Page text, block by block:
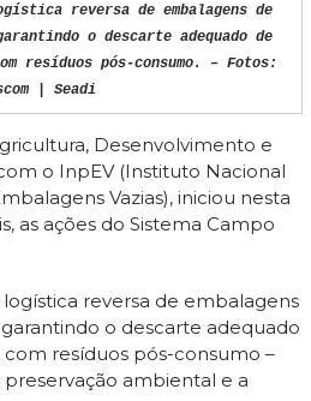
reversa de embalagens de
o descarte adequado de
resíduos pós-consumo. – Fotos:
| Seadi
Desenvolvimento e
o InpEV (Instituto Nacional
Vazias), iniciou nesta
as ações do Sistema Campo
reversa de embalagens
o descarte adequado
resíduos pós-consumo –
ambiental e a